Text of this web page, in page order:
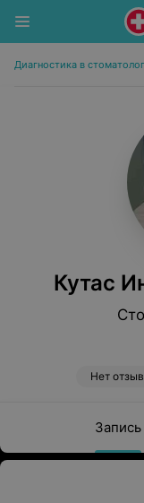
Диагностика в
Кутас
Нет
Запись